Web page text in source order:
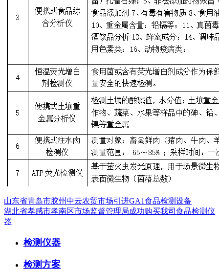
山东省青岛市胶州中云农贸市场引进GA1食品检测设备
湖北省孝感市孝南区市场监督管理局成功购买我司食品检测仪
器
检测仪器
检测方案